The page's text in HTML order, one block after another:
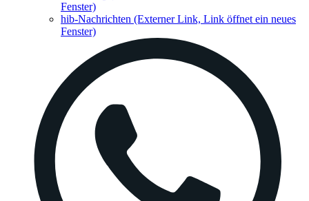
Fenster)
hib-Nachrichten (Externer Link, Link öffnet ein neues
Fenster)